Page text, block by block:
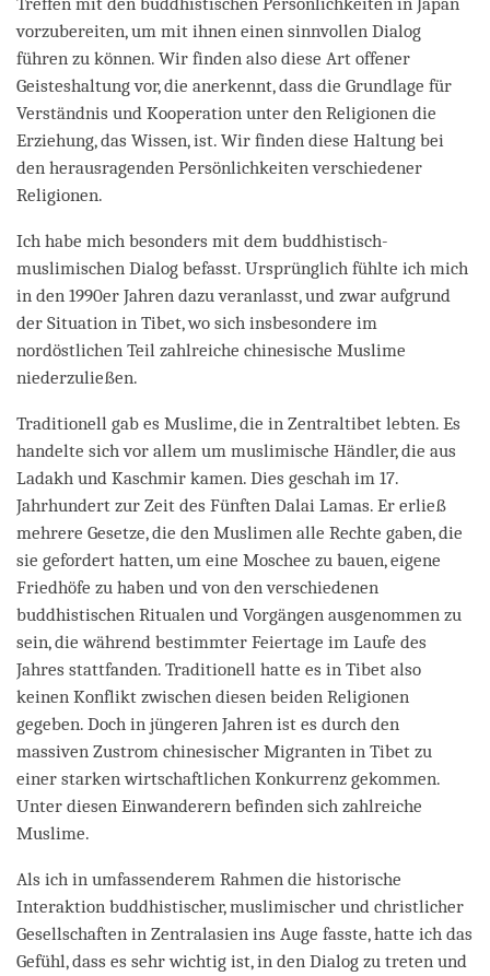
vorzubereiten, um mit ihnen einen sinnvollen Dialog
führen zu können. Wir finden also diese Art offener
Geisteshaltung vor, die anerkennt, dass die Grundlage für
Verständnis und Kooperation unter den Religionen die
Erziehung, das Wissen, ist. Wir finden diese Haltung bei
den herausragenden Persönlichkeiten verschiedener
Religionen.
Ich habe mich besonders mit dem buddhistisch-
muslimischen Dialog befasst. Ursprünglich fühlte ich mich
in den 1990er Jahren dazu veranlasst, und zwar aufgrund
der Situation in Tibet, wo sich insbesondere im
nordöstlichen Teil zahlreiche chinesische Muslime
niederzuließen.
Traditionell gab es Muslime, die in Zentraltibet lebten. Es
handelte sich vor allem um muslimische Händler, die aus
Ladakh und Kaschmir kamen. Dies geschah im 17.
Jahrhundert zur Zeit des Fünften Dalai Lamas. Er erließ
mehrere Gesetze, die den Muslimen alle Rechte gaben, die
sie gefordert hatten, um eine Moschee zu bauen, eigene
Friedhöfe zu haben und von den verschiedenen
buddhistischen Ritualen und Vorgängen ausgenommen zu
sein, die während bestimmter Feiertage im Laufe des
Jahres stattfanden. Traditionell hatte es in Tibet also
keinen Konflikt zwischen diesen beiden Religionen
gegeben. Doch in jüngeren Jahren ist es durch den
massiven Zustrom chinesischer Migranten in Tibet zu
einer starken wirtschaftlichen Konkurrenz gekommen.
Unter diesen Einwanderern befinden sich zahlreiche
Muslime.
Als ich in umfassenderem Rahmen die historische
Interaktion buddhistischer, muslimischer und christlicher
Gesellschaften in Zentralasien ins Auge fasste, hatte ich das
Gefühl, dass es sehr wichtig ist, in den Dialog zu treten und